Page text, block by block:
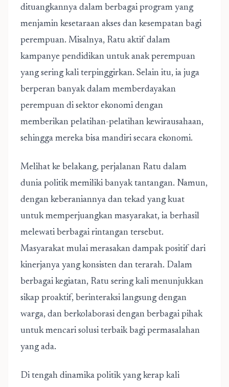
dituangkannya dalam berbagai program yang
menjamin kesetaraan akses dan kesempatan bagi
perempuan. Misalnya, Ratu aktif dalam
kampanye pendidikan untuk anak perempuan
yang sering kali terpinggirkan. Selain itu, ia juga
berperan banyak dalam memberdayakan
perempuan di sektor ekonomi dengan
memberikan pelatihan-pelatihan kewirausahaan,
sehingga mereka bisa mandiri secara ekonomi.
Melihat ke belakang, perjalanan Ratu dalam
dunia politik memiliki banyak tantangan. Namun,
dengan keberaniannya dan tekad yang kuat
untuk memperjuangkan masyarakat, ia berhasil
melewati berbagai rintangan tersebut.
Masyarakat mulai merasakan dampak positif dari
kinerjanya yang konsisten dan terarah. Dalam
berbagai kegiatan, Ratu sering kali menunjukkan
sikap proaktif, berinteraksi langsung dengan
warga, dan berkolaborasi dengan berbagai pihak
untuk mencari solusi terbaik bagi permasalahan
yang ada.
Di tengah dinamika politik yang kerap kali